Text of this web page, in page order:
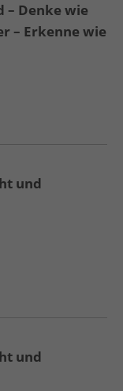
– Denke wie
– Erkenne wie
und
und